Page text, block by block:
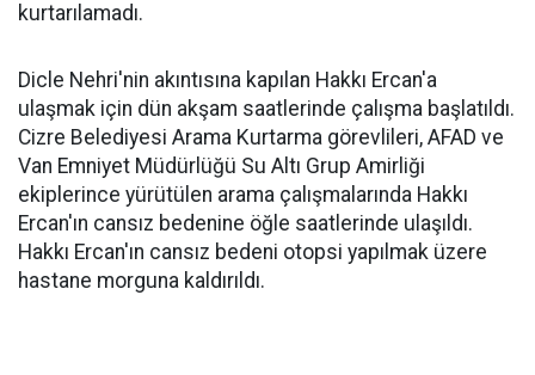
kurtarılamadı.
Dicle Nehri'nin akıntısına kapılan Hakkı Ercan'a
ulaşmak için dün akşam saatlerinde çalışma başlatıldı.
Cizre Belediyesi Arama Kurtarma görevlileri, AFAD ve
Van Emniyet Müdürlüğü Su Altı Grup Amirliği
ekiplerince yürütülen arama çalışmalarında Hakkı
Ercan'ın cansız bedenine öğle saatlerinde ulaşıldı.
Hakkı Ercan'ın cansız bedeni otopsi yapılmak üzere
hastane morguna kaldırıldı.